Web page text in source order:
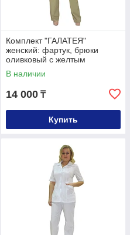
Комплект "ГАЛАТЕЯ"
женский: фартук, брюки
оливковый с желтым
В наличии
14 000 ₸
Купить